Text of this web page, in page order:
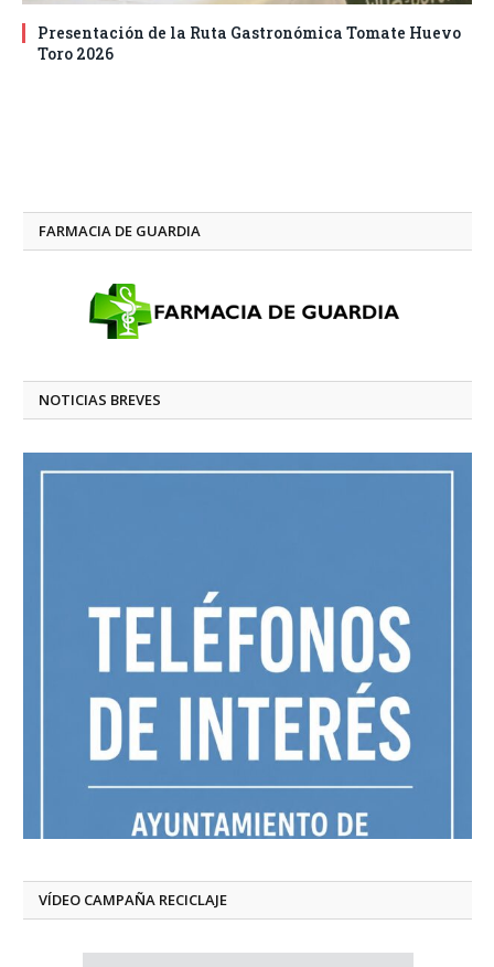
Presentación de la Ruta Gastronómica Tomate Huevo
Toro 2026
FARMACIA DE GUARDIA
NOTICIAS BREVES
VÍDEO CAMPAÑA RECICLAJE